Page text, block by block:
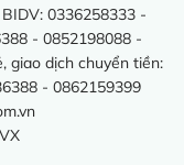
0336258333 -
- 0852198088 -
giao dịch chuyển tiền:
- 0862159399